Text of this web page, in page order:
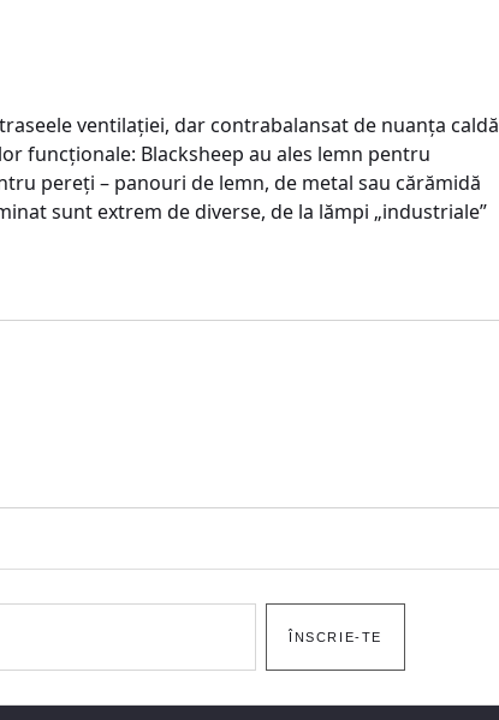
ventilaţiei, dar contrabalansat de nuanţa caldă
funcţionale: Blacksheep au ales lemn pentru
pereţi – panouri de lemn, de metal sau cărămidă
sunt extrem de diverse, de la lămpi „industriale”
ÎNSCRIE-TE